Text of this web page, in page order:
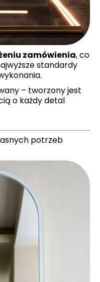
zamówienia, co
standardy
– tworzony jest
o każdy detal
potrzeb